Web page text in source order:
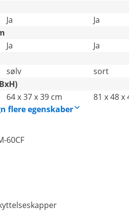
Ja
Ja
Ja
Ja
sølv
sort
64 x 37 x 39 cm
81 x 48 x
flere egenskaber
60CF